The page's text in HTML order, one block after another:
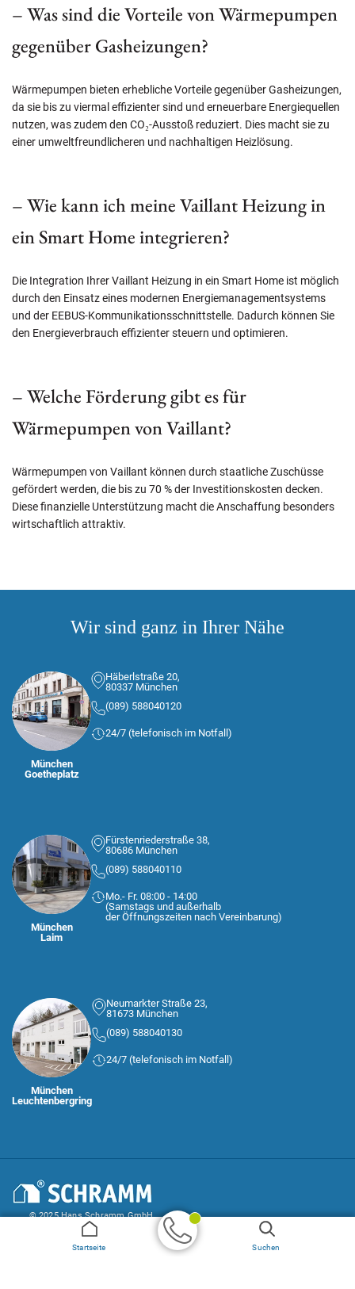
– Was sind die Vorteile von Wärmepumpen
gegenüber Gasheizungen?
Wärmepumpen bieten erhebliche Vorteile gegenüber Gasheizungen,
da sie bis zu viermal effizienter sind und erneuerbare Energiequellen
nutzen, was zudem den CO₂-Ausstoß reduziert. Dies macht sie zu
einer umweltfreundlicheren und nachhaltigen Heizlösung.
– Wie kann ich meine Vaillant Heizung in
ein Smart Home integrieren?
Die Integration Ihrer Vaillant Heizung in ein Smart Home ist möglich
durch den Einsatz eines modernen Energiemanagementsystems
und der EEBUS-Kommunikationsschnittstelle. Dadurch können Sie
den Energieverbrauch effizienter steuern und optimieren.
– Welche Förderung gibt es für
Wärmepumpen von Vaillant?
Wärmepumpen von Vaillant können durch staatliche Zuschüsse
gefördert werden, die bis zu 70 % der Investitionskosten decken.
Diese finanzielle Unterstützung macht die Anschaffung besonders
wirtschaftlich attraktiv.
Wir sind ganz in Ihrer Nähe
München
Goetheplatz
Häberlstraße 20,
80337 München
(089) 588040120
24/7 (telefonisch im Notfall)
München
Laim
Fürstenriederstraße 38,
80686 München
(089) 588040110
Mo.- Fr. 08:00 - 14:00
(Samstags und außerhalb
der Öffnungszeiten nach Vereinbarung)
München
Leuchtenbergring
Neumarkter Straße 23,
81673 München
(089) 588040130
24/7 (telefonisch im Notfall)
© 2025 Hans Schramm GmbH
Impressum und Datenschutz
Startseite Suchen